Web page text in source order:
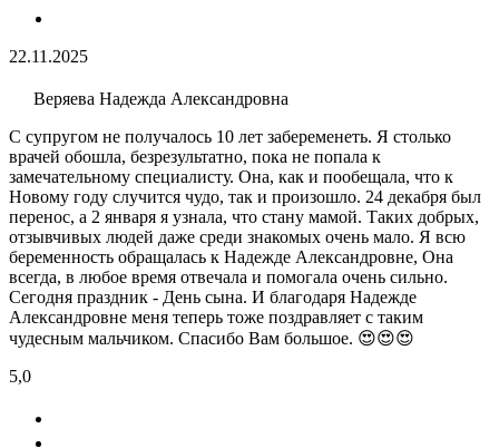
22.11.2025
Веряева Надежда Александровна
С супругом не получалось 10 лет забеременеть. Я столько
врачей обошла, безрезультатно, пока не попала к
замечательному специалисту. Она, как и пообещала, что к
Новому году случится чудо, так и произошло. 24 декабря был
перенос, а 2 января я узнала, что стану мамой. Таких добрых,
отзывчивых людей даже среди знакомых очень мало. Я всю
беременность обращалась к Надежде Александровне, Она
всегда, в любое время отвечала и помогала очень сильно.
Сегодня праздник - День сына. И благодаря Надежде
Александровне меня теперь тоже поздравляет с таким
чудесным мальчиком. Спасибо Вам большое. 😍😍😍
5,0